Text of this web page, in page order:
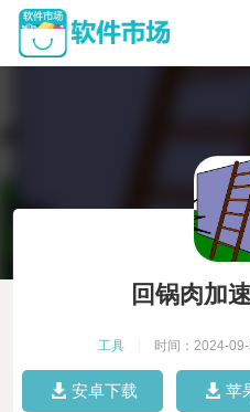
回锅肉加
工具 时间：2024-
安卓下载 苹